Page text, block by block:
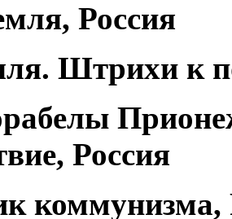
Россия
Штрихи к
Россия
коммунизма,